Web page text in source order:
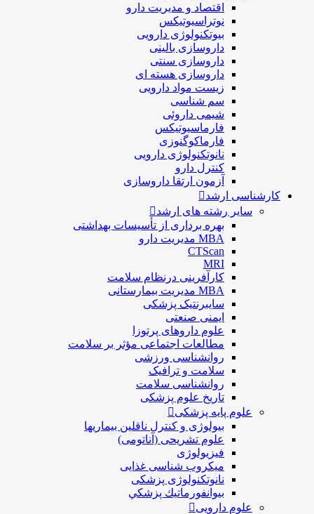
اقتصاد و مديريت دارو
نوتراسیوتیکس
بيوتكنولوژی دارویی
داروسازی بالينی
داروسازی سنتی
داروسازی هسته ای
زیست مواد دارویی
سم شناسی
شيمی داروئی
فارماسيوتيكس
فارماكوگنوزی
نانوتکنولوژی دارویی
كنترل دارو
آزمون ارتقا داروسازی
کارشناسی ارشد
سایر رشته های ارشد
بهره برداری از تأسیسات بهداشتی
MBA مدیریت دارو
CTScan
MRI
کارآفرینی درنظام سلامت
MBA مدیریت بیمارستانی
سایبرنتیک پزشکی
ایمنی صنعتی
علوم داروهای پرتوزا
مطالعات اجتماعی مؤثر بر سلامت
روانشناسی ورزشی
سلامت و ترافیک
روانشناسی سلامت
تاریخ علوم پزشکی
علوم پایه پزشکی
بیولوژی و کنترل ناقلین بیماریها
علوم تشریحی (آناتومی)
فیزیولوژی
ميكروب شناسی غذایی
نانوتکنولوژی پزشکی
بيوانفورماتيك پزشكي
علوم دارویی